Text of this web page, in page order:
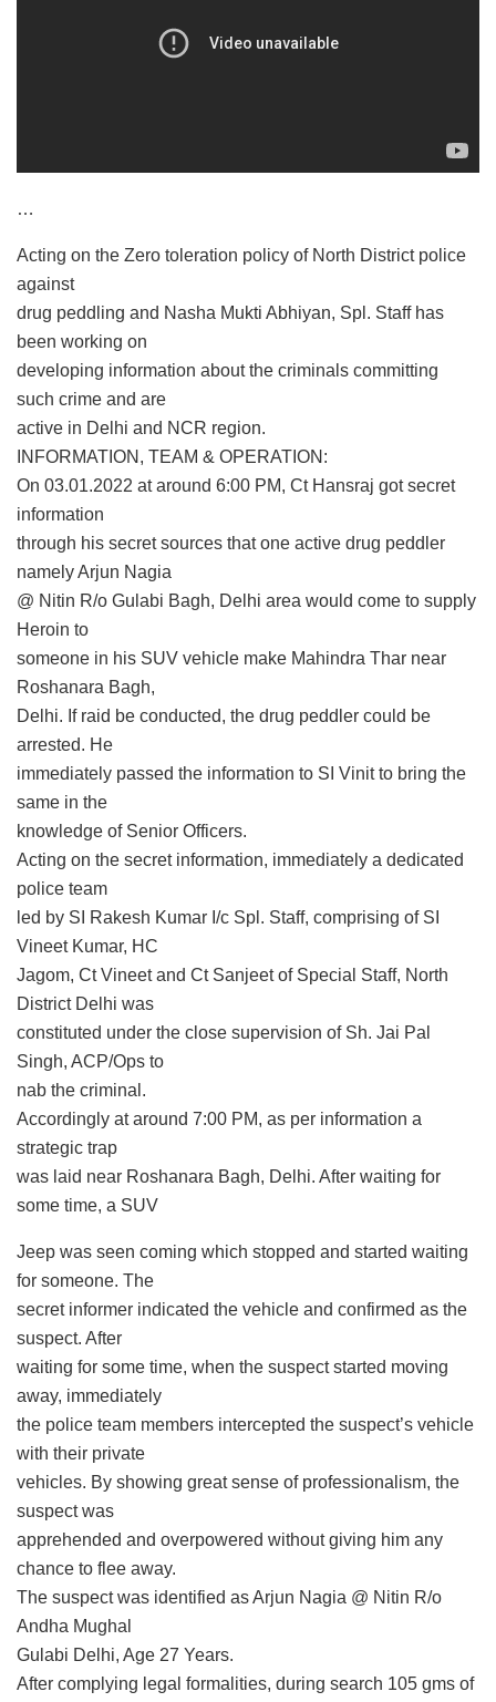
…
Acting on the Zero toleration policy of North District police
against
drug peddling and Nasha Mukti Abhiyan, Spl. Staff has
been working on
developing information about the criminals committing
such crime and are
active in Delhi and NCR region.
INFORMATION, TEAM & OPERATION:
On 03.01.2022 at around 6:00 PM, Ct Hansraj got secret
information
through his secret sources that one active drug peddler
namely Arjun Nagia
@ Nitin R/o Gulabi Bagh, Delhi area would come to supply
Heroin to
someone in his SUV vehicle make Mahindra Thar near
Roshanara Bagh,
Delhi. If raid be conducted, the drug peddler could be
arrested. He
immediately passed the information to SI Vinit to bring the
same in the
knowledge of Senior Officers.
Acting on the secret information, immediately a dedicated
police team
led by SI Rakesh Kumar I/c Spl. Staff, comprising of SI
Vineet Kumar, HC
Jagom, Ct Vineet and Ct Sanjeet of Special Staff, North
District Delhi was
constituted under the close supervision of Sh. Jai Pal
Singh, ACP/Ops to
nab the criminal.
Accordingly at around 7:00 PM, as per information a
strategic trap
was laid near Roshanara Bagh, Delhi. After waiting for
some time, a SUV
Jeep was seen coming which stopped and started waiting
for someone. The
secret informer indicated the vehicle and confirmed as the
suspect. After
waiting for some time, when the suspect started moving
away, immediately
the police team members intercepted the suspect’s vehicle
with their private
vehicles. By showing great sense of professionalism, the
suspect was
apprehended and overpowered without giving him any
chance to flee away.
The suspect was identified as Arjun Nagia @ Nitin R/o
Andha Mughal
Gulabi Delhi, Age 27 Years.
After complying legal formalities, during search 105 gms of